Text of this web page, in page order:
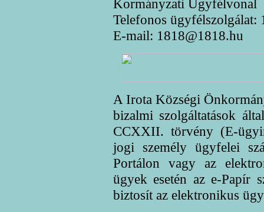
Kormányzati Ügyfélvonal
Telefonos ügyfélszolgálat:
E-mail: 1818@1818.hu
A Irota Községi
bizalmi szolgáltatások
CCXXII. törvény (E-
jogi személy ügyfelei
Portálon vagy az
ügyek esetén az e-Papír
biztosít az elektronikus